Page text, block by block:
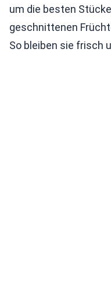
um die besten
geschnittenen
So bleiben sie frisch